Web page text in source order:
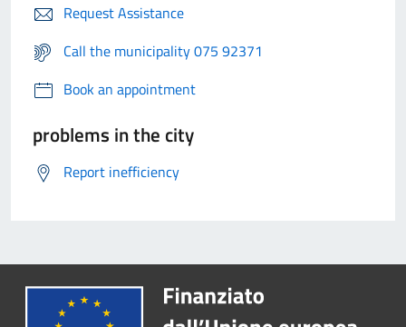
Request Assistance
Call the municipality 075 92371
Book an appointment
problems in the city
Report inefficiency